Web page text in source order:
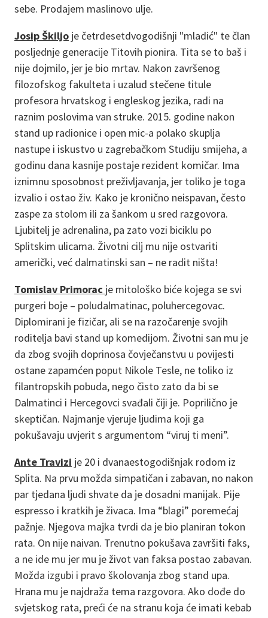
sebe. Prodajem maslinovo ulje.
Josip Škiljo je četrdesetdvogodišnji "mladić" te član
posljednje generacije Titovih pionira. Tita se to baš i
nije dojmilo, jer je bio mrtav. Nakon završenog
filozofskog fakulteta i uzalud stečene titule
profesora hrvatskog i engleskog jezika, radi na
raznim poslovima van struke. 2015. godine nakon
stand up radionice i open mic-a polako skuplja
nastupe i iskustvo u zagrebačkom Studiju smijeha, a
godinu dana kasnije postaje rezident komičar. Ima
iznimnu sposobnost preživljavanja, jer toliko je toga
izvalio i ostao živ. Kako je kronično neispavan, često
zaspe za stolom ili za šankom u sred razgovora.
Ljubitelj je adrenalina, pa zato vozi biciklu po
Splitskim ulicama. Životni cilj mu nije ostvariti
američki, već dalmatinski san – ne radit ništa!
Tomislav Primorac je mitološko biće kojega se svi
purgeri boje – poludalmatinac, poluhercegovac.
Diplomirani je fizičar, ali se na razočarenje svojih
roditelja bavi stand up komedijom. Životni san mu je
da zbog svojih doprinosa čovječanstvu u povijesti
ostane zapamćen poput Nikole Tesle, ne toliko iz
filantropskih pobuda, nego čisto zato da bi se
Dalmatinci i Hercegovci svađali čiji je. Poprilično je
skeptičan. Najmanje vjeruje ljudima koji ga
pokušavaju uvjerit s argumentom “viruj ti meni”.
Ante Travizi je 20 i dvanaestogodišnjak rodom iz
Splita. Na prvu možda simpatičan i zabavan, no nakon
par tjedana ljudi shvate da je dosadni manijak. Pije
espresso i kratkih je živaca. Ima “blagi” poremećaj
pažnje. Njegova majka tvrdi da je bio planiran tokon
rata. On nije naivan. Trenutno pokušava završiti faks,
a ne ide mu jer mu je život van faksa postao zabavan.
Možda izgubi i pravo školovanja zbog stand upa.
Hrana mu je najdraža tema razgovora. Ako dođe do
svjetskog rata, preći će na stranu koja će imati kebab